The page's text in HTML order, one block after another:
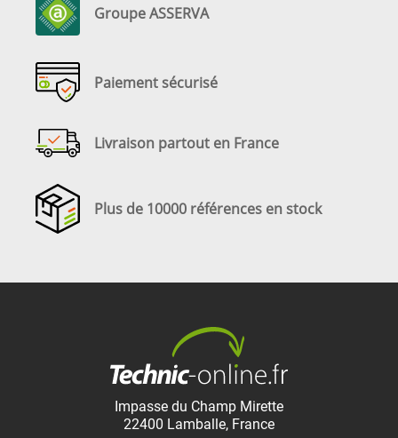
Groupe ASSERVA
Paiement sécurisé
Livraison partout en France
Plus de 10000 références en stock
Impasse du Champ Mirette
22400 Lamballe, France